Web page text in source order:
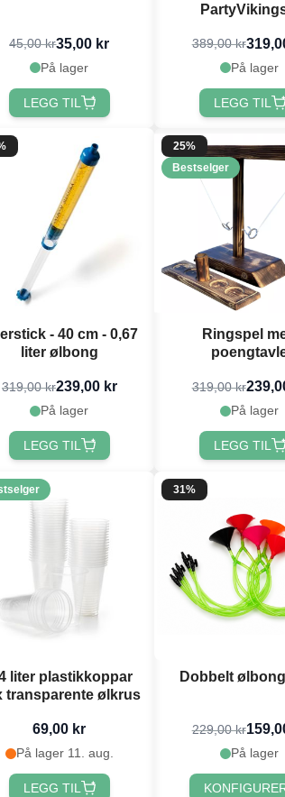
45,00 kr35,00 kr
På lager
LEGG TIL
389,00 kr
På lager
LEGG TIL
- 40 cm - 0,67
liter ølbong
319,00 kr239,00 kr
På lager
LEGG TIL
25%
Bestselger
Ringspel
319,00 kr
På lager
LEGG TIL
liter plastikkoppar
transparente ølkrus
69,00 kr
På lager 11. aug.
LEGG TIL
31%
Dobbelt
229,00 kr
På lager